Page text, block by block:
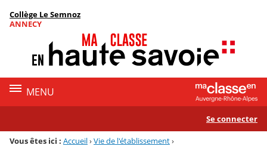
Menu de la rubrique
Contenu
Collège Le Semnoz
ANNECY
MENU
Se connecter
Vous êtes ici : Accueil›Vie de l'établissement›